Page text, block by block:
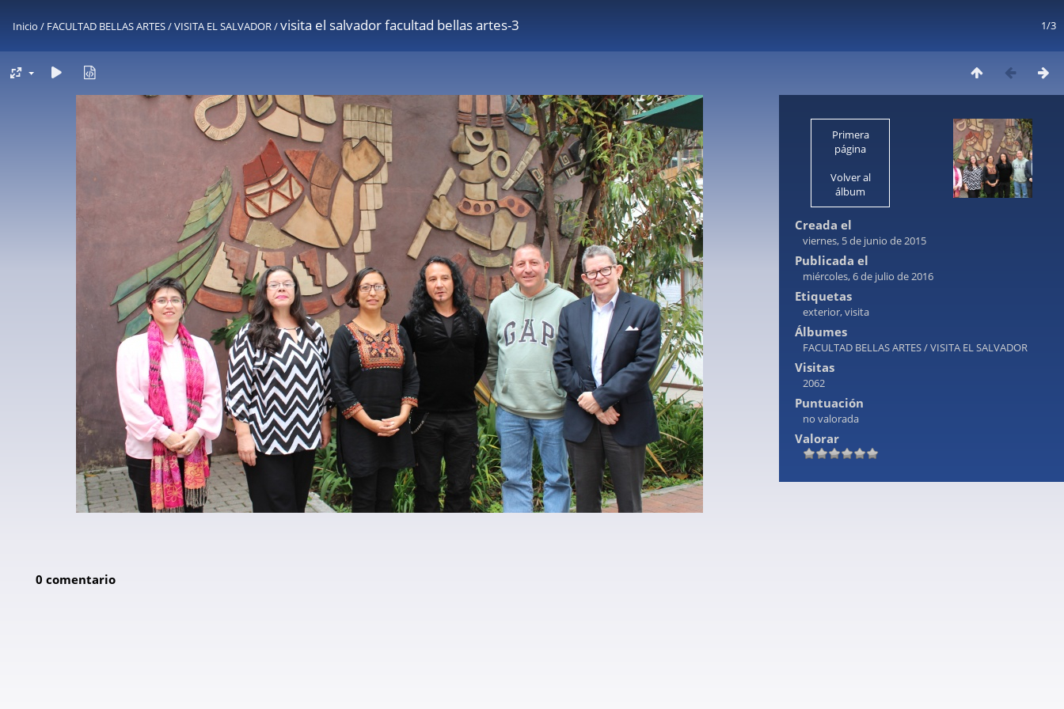
1/3
Inicio / FACULTAD BELLAS ARTES/VISITA EL SALVADOR/visita el salvador facultad bellas artes-3
Primera
página
Volver al
álbum
Creada el
viernes, 5 de junio de 2015
Publicada el
miércoles, 6 de julio de 2016
Etiquetas
exterior,visita
Álbumes
FACULTAD BELLAS ARTES/VISITA EL SALVADOR
Visitas
2062
Puntuación
no valorada
Valorar
0 comentario